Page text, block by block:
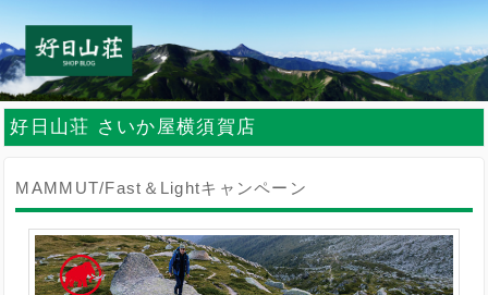
好日山荘 さいか屋横須賀店
MAMMUT/Fast＆Lightキャンペーン